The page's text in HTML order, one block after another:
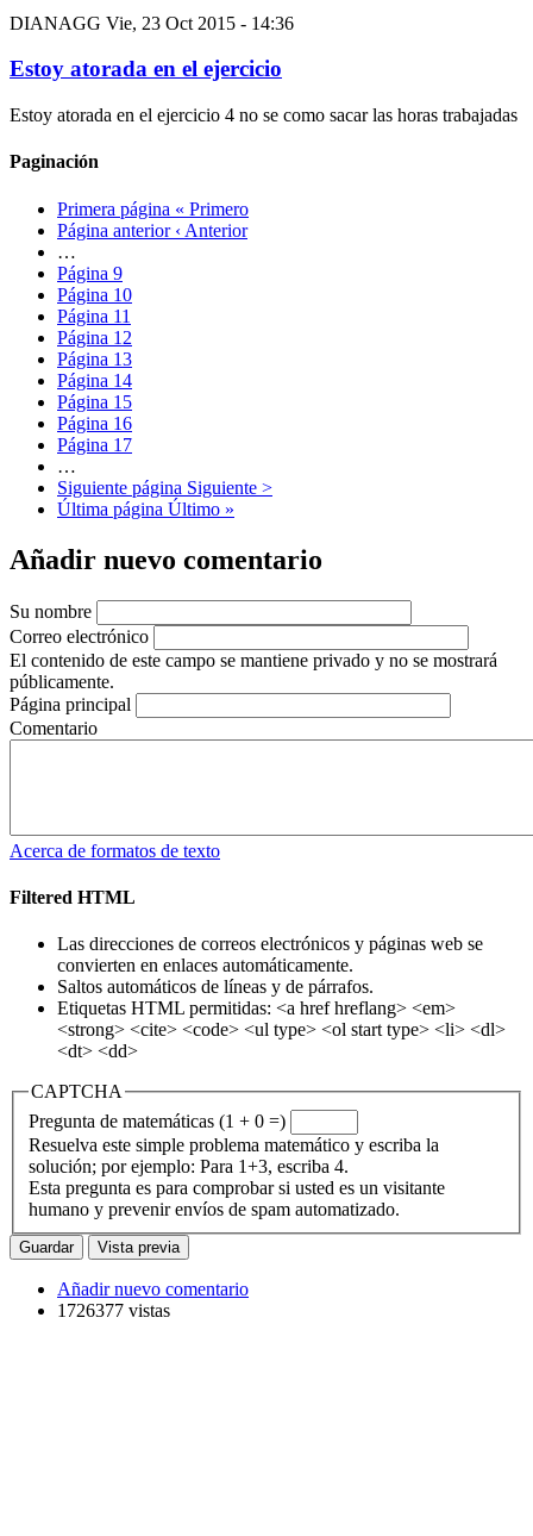
DIANAGG Vie, 23 Oct 2015 - 14:36
Estoy atorada en el ejercicio
Estoy atorada en el ejercicio 4 no se como sacar las horas trabajadas
Paginación
Primera página « Primero
Página anterior ‹ Anterior
…
Página 9
Página 10
Página 11
Página 12
Página 13
Página 14
Página 15
Página 16
Página 17
…
Siguiente página Siguiente >
Última página Último »
Añadir nuevo comentario
Su nombre
Correo electrónico
El contenido de este campo se mantiene privado y no se mostrará
públicamente.
Página principal
Comentario
Acerca de formatos de texto
Filtered HTML
Las direcciones de correos electrónicos y páginas web se
convierten en enlaces automáticamente.
Saltos automáticos de líneas y de párrafos.
Etiquetas HTML permitidas: <a href hreflang> <em>
<strong> <cite> <code> <ul type> <ol start type> <li> <dl>
<dt> <dd>
CAPTCHA
Pregunta de matemáticas (1 + 0 =)
Resuelva este simple problema matemático y escriba la
solución; por ejemplo: Para 1+3, escriba 4.
Esta pregunta es para comprobar si usted es un visitante
humano y prevenir envíos de spam automatizado.
Añadir nuevo comentario
1726377 vistas